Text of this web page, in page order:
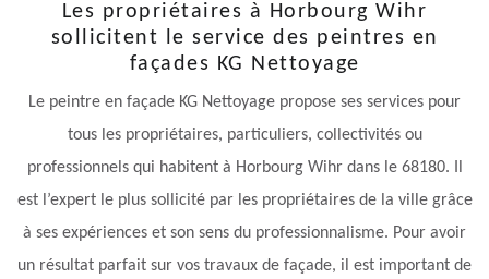
Les propriétaires à Horbourg Wihr
sollicitent le service des peintres en
façades KG Nettoyage
Le peintre en façade KG Nettoyage propose ses services pour
tous les propriétaires, particuliers, collectivités ou
professionnels qui habitent à Horbourg Wihr dans le 68180. Il
est l’expert le plus sollicité par les propriétaires de la ville grâce
à ses expériences et son sens du professionnalisme. Pour avoir
un résultat parfait sur vos travaux de façade, il est important de